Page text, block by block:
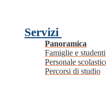
Servizi
Panoramica
Famiglie e studenti
Personale
Percorsi di studio